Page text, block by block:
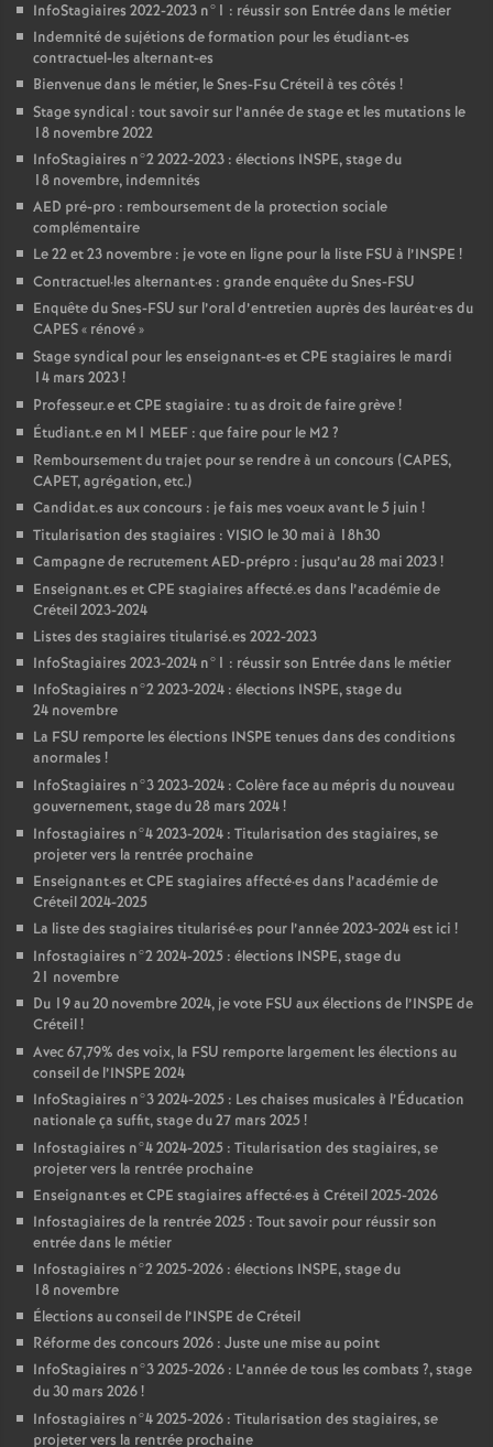
InfoStagiaires 2022-2023 n°1 : réussir son Entrée dans le métier
Indemnité de sujétions de formation pour les étudiant-es
contractuel-les alternant-es
Bienvenue dans le métier, le Snes-Fsu Créteil à tes côtés !
Stage syndical : tout savoir sur l’année de stage et les mutations le
18 novembre 2022
InfoStagiaires n°2 2022-2023 : élections INSPE, stage du
18 novembre, indemnités
AED pré-pro : remboursement de la protection sociale
complémentaire
Le 22 et 23 novembre : je vote en ligne pour la liste FSU à l’INSPE !
Contractuel·les alternant·es : grande enquête du Snes-FSU
Enquête du Snes-FSU sur l’oral d’entretien auprès des lauréat•es du
CAPES« rénové»
Stage syndical pour les enseignant-es etCPE stagiaires le mardi
14 mars 2023!
Professeur.e etCPE stagiaire : tu as droit de faire grève!
Étudiant.e en M1 MEEF : que faire pour le M2?
Remboursement du trajet pour se rendre à un concours (CAPES,
CAPET, agrégation, etc.)
Candidat.es aux concours : je fais mes voeux avant le 5 juin !
Titularisation des stagiaires : VISIO le 30 mai à 18h30
Campagne de recrutementAED-prépro : jusqu’au 28 mai 2023!
Enseignant.es etCPE stagiaires affecté.es dans l’académie de
Créteil 2023-2024
Listes des stagiaires titularisé.es 2022-2023
InfoStagiaires 2023-2024 n°1 : réussir son Entrée dans le métier
InfoStagiaires n°2 2023-2024 : élections INSPE, stage du
24 novembre
La FSU remporte les élections INSPE tenues dans des conditions
anormales !
InfoStagiaires n°3 2023-2024 : Colère face au mépris du nouveau
gouvernement, stage du 28 mars 2024!
Infostagiaires n°4 2023-2024 : Titularisation des stagiaires, se
projeter vers la rentrée prochaine
Enseignant·es etCPE stagiaires affecté·es dans l’académie de
Créteil 2024-2025
La liste des stagiaires titularisé·es pour l’année 2023-2024 est ici !
Infostagiaires n°2 2024-2025 : élections INSPE, stage du
21 novembre
Du 19 au 20 novembre 2024, je vote FSU aux élections de l’INSPE de
Créteil!
Avec 67,79% des voix, la FSU remporte largement les élections au
conseil de l’INSPE 2024
InfoStagiaires n°3 2024-2025 : Les chaises musicales à l’Éducation
nationale ça suffit, stage du 27 mars 2025!
Infostagiaires n°4 2024-2025 : Titularisation des stagiaires, se
projeter vers la rentrée prochaine
Enseignant·es etCPE stagiaires affecté·es à Créteil 2025-2026
Infostagiaires de la rentrée 2025 : Tout savoir pour réussir son
entrée dans le métier
Infostagiaires n°2 2025-2026 : élections INSPE, stage du
18 novembre
Élections au conseil de l’INSPE de Créteil
Réforme des concours 2026 : Juste une mise au point
InfoStagiaires n°3 2025-2026 : L’année de tous les combats ?, stage
du 30 mars 2026!
Infostagiaires n°4 2025-2026 : Titularisation des stagiaires, se
projeter vers la rentrée prochaine